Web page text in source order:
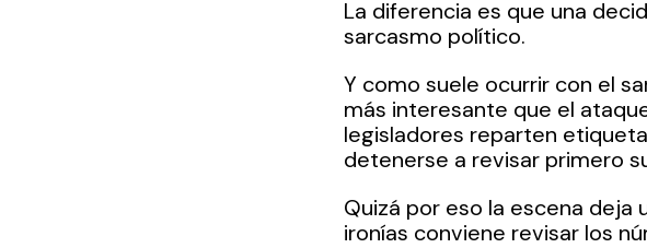
La diferencia es que una
sarcasmo político.
Y como suele ocurrir con el
más interesante que el
legisladores reparten
detenerse a revisar primero
Quizá por eso la escena deja
ironías conviene revisar los